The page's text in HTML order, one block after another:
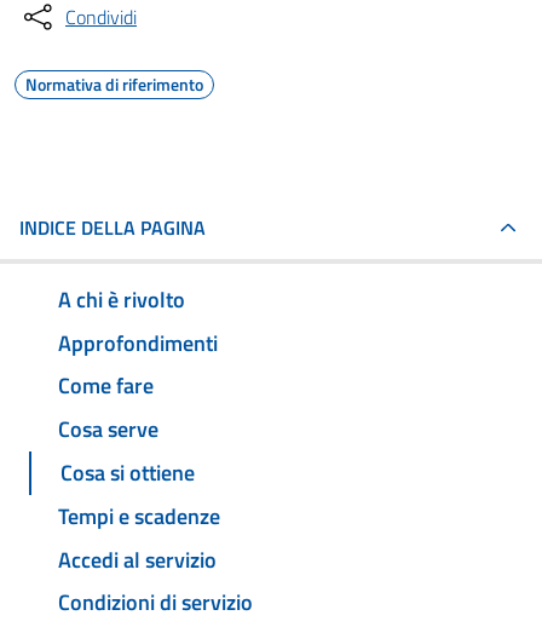
Condividi
Normativa di riferimento
INDICE DELLA PAGINA
A chi è rivolto
Approfondimenti
Come fare
Cosa serve
Cosa si ottiene
Tempi e scadenze
Accedi al servizio
Condizioni di servizio